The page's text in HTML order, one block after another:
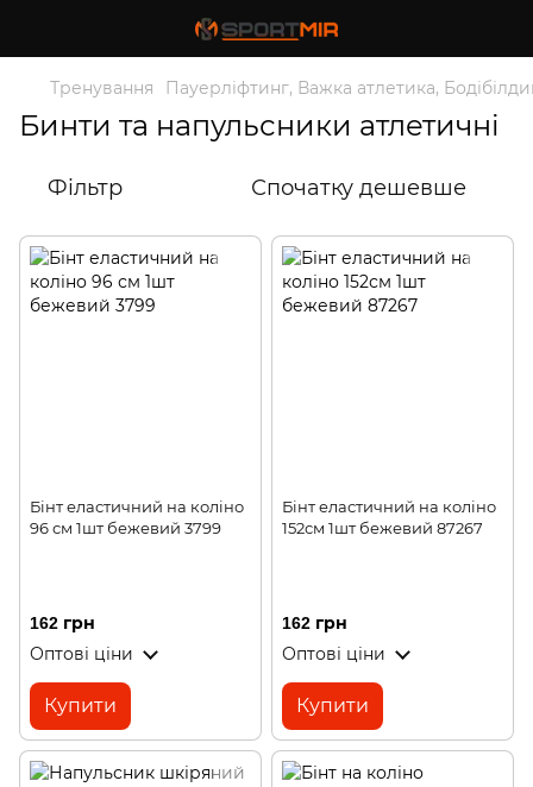
Тренування Пауерліфтинг, Важка атлетика,
Бинти та напульсники атлетичні
Фільтр Спочатку дешевше
Бінт еластичний на коліно
96 см 1шт бежевий 3799
162 грн
Оптові ціни
Купити
Бінт еластичний на коліно
152см 1шт бежевий 87267
162 грн
Оптові ціни
Купити